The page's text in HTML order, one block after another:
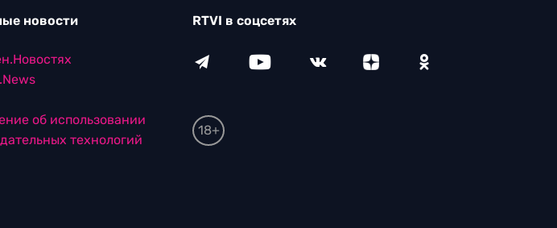
новости
об использовании
технологий
RTVI в соцсетях
18+